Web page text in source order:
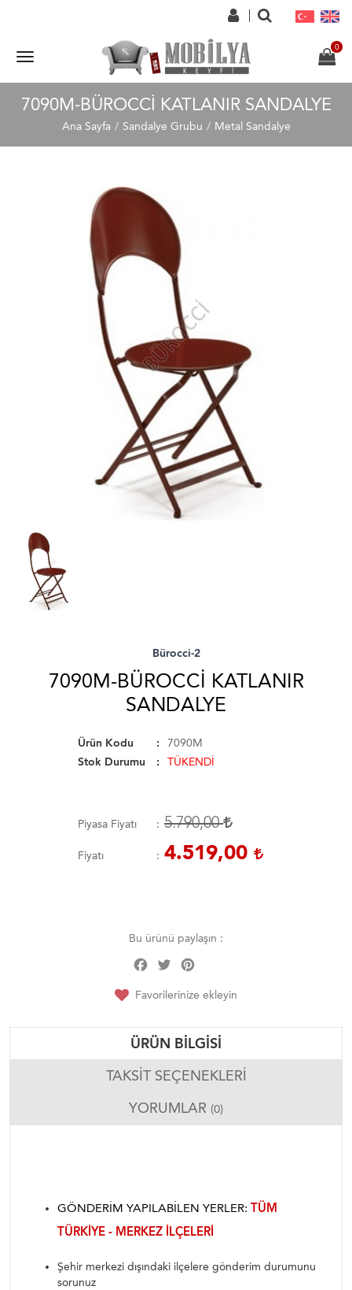
7090M-BÜROCCI KATLANIR SANDALYE
Ana Sayfa Sandalye Grubu Metal Sandalye
Bürocci-2
7090M-BÜROCCI KATLANIR
SANDALYE
Ürün Kodu
7090M
Stok Durumu
TÜKENDİ
Piyasa Fiyatı 5.790,00
Fiyatı 4.519,00
Bu ürünü paylaşın :
Facebook
Twitter
Favorilerinize ekleyin
ÜRÜN BILGISI
TAKSIT SEÇENEKLERI
YORUMLAR (0)
GÖNDERIM YAPILABILEN YERLER: TÜM
TÜRKIYE - MERKEZ ILÇELERI
Şehir merkezi dışındaki ilçelere gönderim durumunu
sorunuz